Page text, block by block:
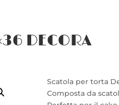
DECORA
Scatola per torta
Composta da